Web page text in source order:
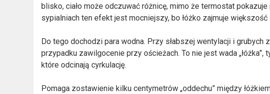
blisko, ciało może odczuwać różnicę, mimo że termostat pokazuje
sypialniach ten efekt jest mocniejszy, bo łóżko zajmuje
Do tego dochodzi para wodna. Przy słabszej wentylacji i grubych
przypadku zawilgocenie przy ościeżach. To nie jest wada
które odcinają cyrkulację.
Pomaga zostawienie kilku centymetrów „oddechu” między